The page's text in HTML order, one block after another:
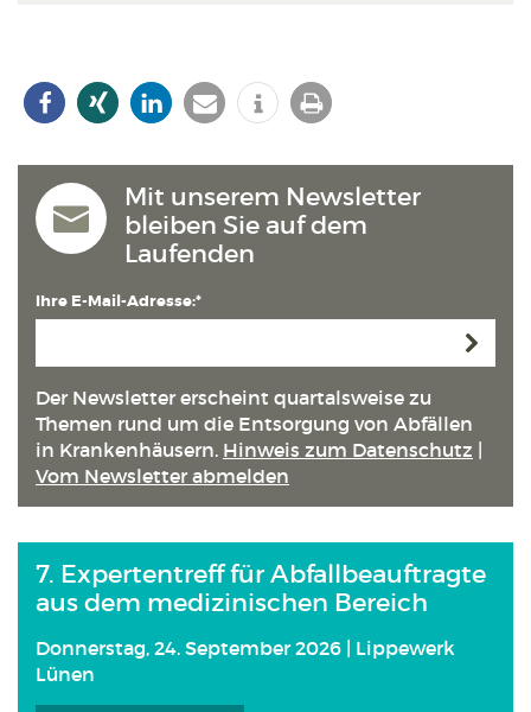
Mit unserem Newsletter
bleiben Sie auf dem
Laufenden
Ihre E-Mail-Adresse:*
Der Newsletter erscheint quartals­weise zu
Themen rund um die Entsorgung von Abfällen
in Kranken­häusern. Hinweis zum Datenschutz
Vom Newsletter abmelden
7. Expertentreff für Abfallbeauftragte
aus dem medizinischen Bereich
Donnerstag, 24. September 2026 | Lippewerk
Lünen